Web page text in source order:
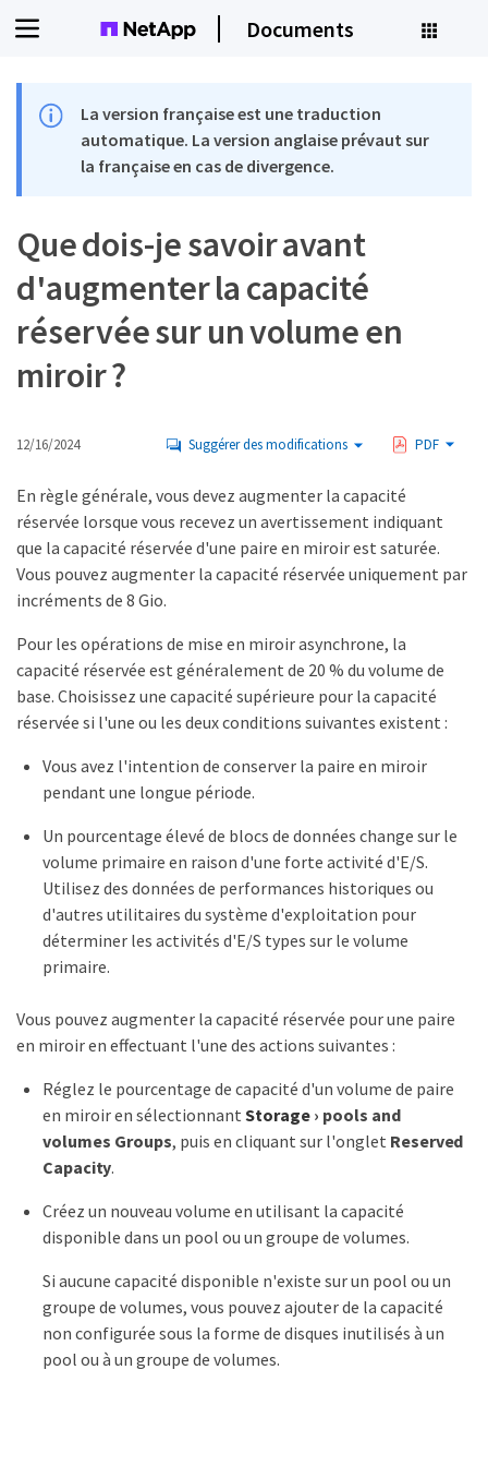
Documents
La version française est une traduction
automatique. La version anglaise prévaut sur
la française en cas de divergence.
Que dois-je savoir avant
d'augmenter la capacité
réservée sur un volume en
miroir ?
12/16/2024 Suggérer des modifications PDF
En règle générale, vous devez augmenter la capacité
réservée lorsque vous recevez un avertissement indiquant
que la capacité réservée d'une paire en miroir est saturée.
Vous pouvez augmenter la capacité réservée uniquement par
incréments de 8 Gio.
Pour les opérations de mise en miroir asynchrone, la
capacité réservée est généralement de 20 % du volume de
base. Choisissez une capacité supérieure pour la capacité
réservée si l'une ou les deux conditions suivantes existent :
Vous avez l'intention de conserver la paire en miroir
pendant une longue période.
Un pourcentage élevé de blocs de données change sur le
volume primaire en raison d'une forte activité d'E/S.
Utilisez des données de performances historiques ou
d'autres utilitaires du système d'exploitation pour
déterminer les activités d'E/S types sur le volume
primaire.
Vous pouvez augmenter la capacité réservée pour une paire
en miroir en effectuant l'une des actions suivantes :
Réglez le pourcentage de capacité d'un volume de paire
en miroir en sélectionnant Storage › pools and
volumes Groups, puis en cliquant sur l'onglet Reserved
Capacity.
Créez un nouveau volume en utilisant la capacité
disponible dans un pool ou un groupe de volumes.
Si aucune capacité disponible n'existe sur un pool ou un
groupe de volumes, vous pouvez ajouter de la capacité
non configurée sous la forme de disques inutilisés à un
pool ou à un groupe de volumes.